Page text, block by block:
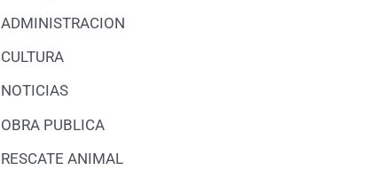
ADMINISTRACION
CULTURA
NOTICIAS
OBRA PUBLICA
RESCATE ANIMAL